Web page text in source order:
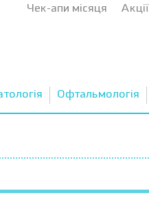
Чек-апи місяця Акції
Офтальмологія